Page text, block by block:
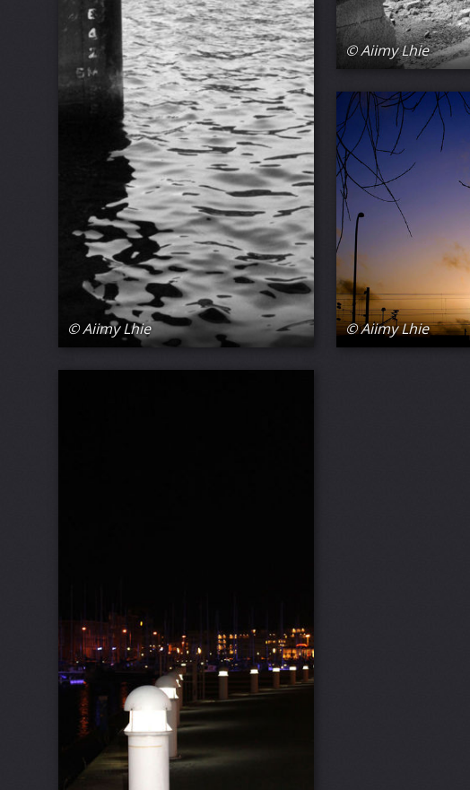
© Aiimy Lhie
© Aiimy Lhie
© Aiimy Lhie